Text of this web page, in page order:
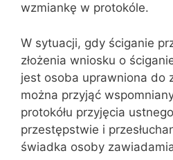
wzmiankę w protokóle.
W sytuacji, gdy ściganie
złożenia wniosku o
jest osoba uprawniona do
można przyjąć
protokółu przyjęcia
przestępstwie i
świadka osoby